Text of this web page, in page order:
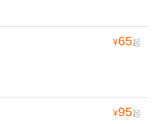
¥65起
¥95起